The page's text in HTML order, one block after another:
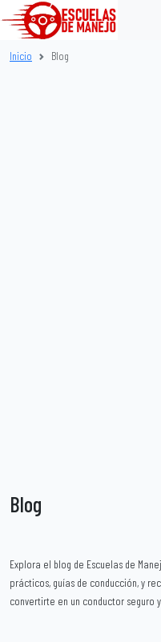
Inicio Blog
Blog
Explora el blog de Escuelas de
prácticos, guías de conducción, y
convertirte en un conductor seguro